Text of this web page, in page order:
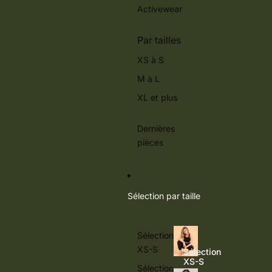
Activewear
Par tailles
XS à S
M à L
XL et plus
Dernières
pièces
Sélection par taille
Sélection
XS-S
Sélection
Sélection
XS-S